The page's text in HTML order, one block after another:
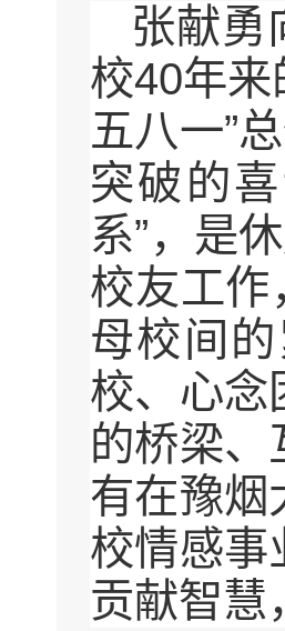
张献勇
校40年
五八一”
突破的
系”，是
校友工
母校间
校、心念
的桥梁、
有在豫烟
校情感事
贡献智慧